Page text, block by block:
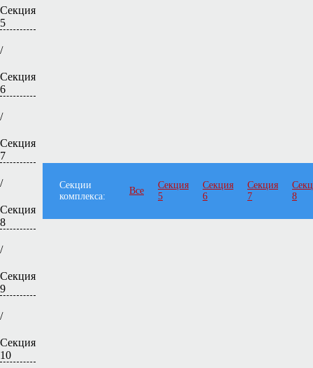
Секция
5
/
Секция
6
/
Секция
7
/
Секция
8
/
Секция
9
/
Секция
10
Секции
комплекса:
Все
Секция
5
Секция
6
Секция
7
8